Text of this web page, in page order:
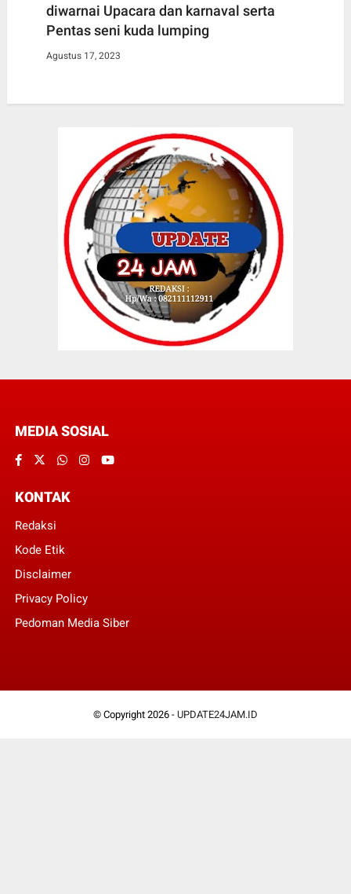
diwarnai Upacara dan karnaval serta
Pentas seni kuda lumping
Agustus 17, 2023
MEDIA SOSIAL
KONTAK
Redaksi
Kode Etik
Disclaimer
Privacy Policy
Pedoman Media Siber
© Copyright 2026 - UPDATE24JAM.ID